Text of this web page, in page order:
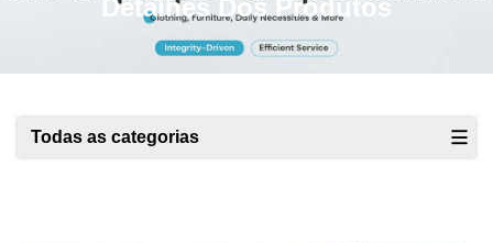
Detalhes Dos Produtos
Todas as categorias